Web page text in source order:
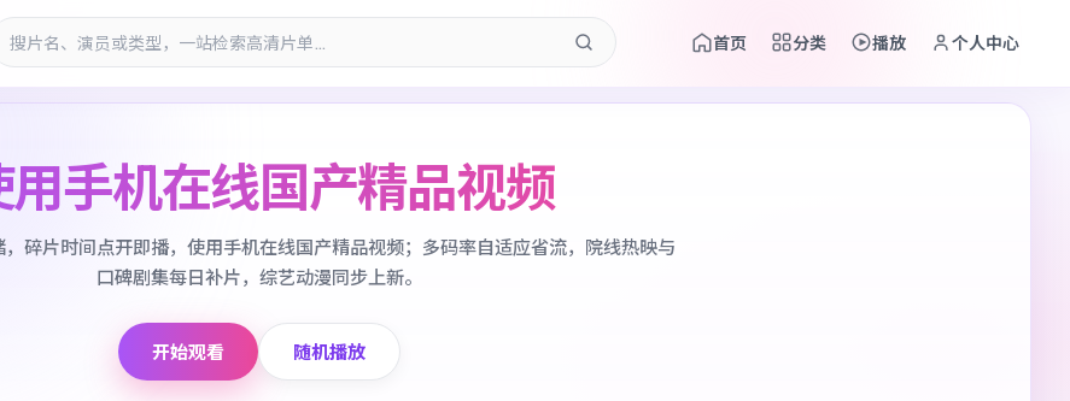
首页 分类 播放 个人中心
用手机在线国产精品视频
碎片时间点开即播，使用手机在线国产精品视频；多码率自适应省流，院线热映与
口碑剧集每日补片，综艺动漫同步上新。
开始观看 随机播放